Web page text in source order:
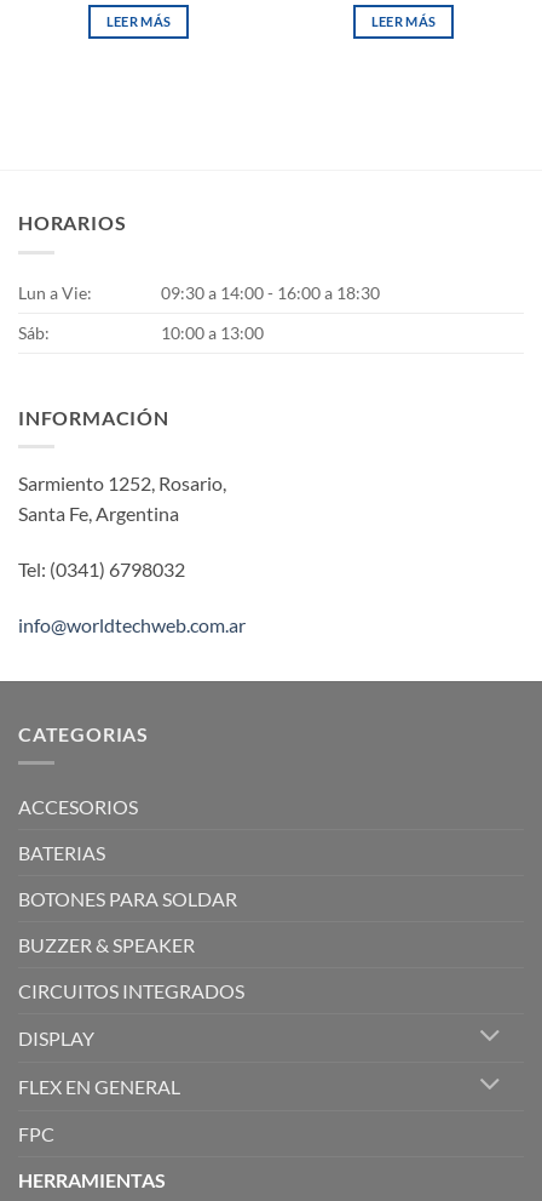
LEER MÁS LEER MÁS
HORARIOS
Lun a Vie:
09:30 a 14:00 - 16:00 a 18:30
Sáb:
10:00 a 13:00
INFORMACIÓN
Sarmiento 1252, Rosario,
Santa Fe, Argentina
Tel: (0341) 6798032
info@worldtechweb.com.ar
CATEGORIAS
ACCESORIOS
BATERIAS
BOTONES PARA SOLDAR
BUZZER & SPEAKER
CIRCUITOS INTEGRADOS
DISPLAY
FLEX EN GENERAL
FPC
HERRAMIENTAS